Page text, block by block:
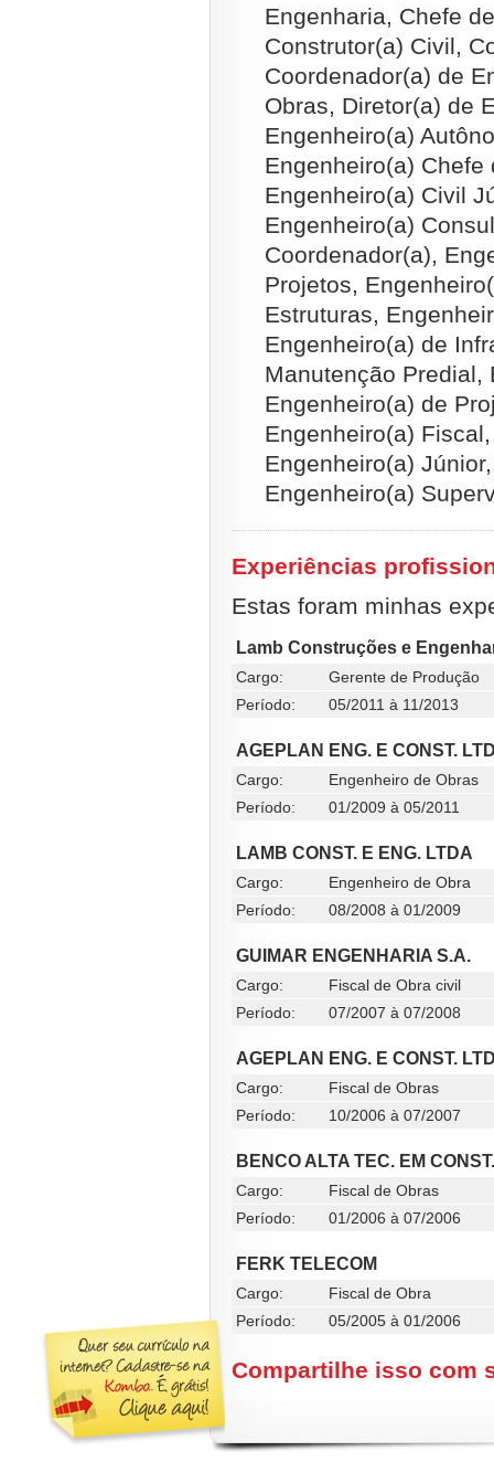
Engenharia, Chefe
Construtor(a) Civil,
Coordenador(a) de
Obras, Diretor(a) de
Engenheiro(a)
Engenheiro(a)
Engenheiro(a) Civil
Engenheiro(a)
Coordenador(a),
Projetos,
Estruturas,
Engenheiro(a) de
Manutenção Predial,
Engenheiro(a) de
Engenheiro(a)
Engenheiro(a)
Engenheiro(a)
Experiências
Estas foram minhas
Lamb Construções e
Cargo:
Gerente de Produção
Período:
05/2011 à 11/2013
AGEPLAN ENG. E CONST.
Cargo:
Engenheiro de Obras
Período:
01/2009 à 05/2011
LAMB CONST. E ENG. LTDA
Cargo:
Engenheiro de Obra
Período:
08/2008 à 01/2009
GUIMAR ENGENHARIA S.A.
Cargo:
Fiscal de Obra civil
Período:
07/2007 à 07/2008
AGEPLAN ENG. E CONST.
Cargo:
Fiscal de Obras
Período:
10/2006 à 07/2007
BENCO ALTA TEC. EM
Cargo:
Fiscal de Obras
Período:
01/2006 à 07/2006
FERK TELECOM
Cargo:
Fiscal de Obra
Período:
05/2005 à 01/2006
Compartilhe isso com